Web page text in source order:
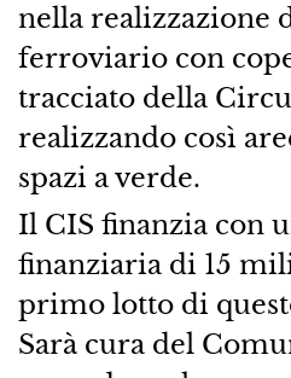
nella realizzazione
ferroviario con
tracciato della
realizzando così
spazi a verde.
Il CIS finanzia con
finanziaria di 15
primo lotto di
Sarà cura del